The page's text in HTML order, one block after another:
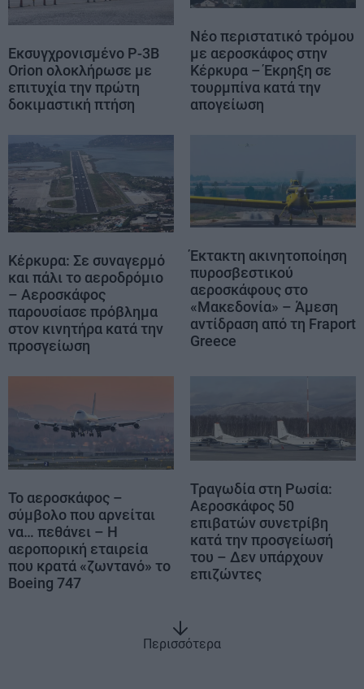
Εκσυγχρονισμένο P-3B
Orion ολοκλήρωσε με
επιτυχία την πρώτη
δοκιμαστική πτήση
Νέο περιστατικό τρόμου
με αεροσκάφος στην
Κέρκυρα – Έκρηξη σε
τουρμπίνα κατά την
απογείωση
Κέρκυρα: Σε συναγερμό
και πάλι το αεροδρόμιο
– Αεροσκάφος
παρουσίασε πρόβλημα
στον κινητήρα κατά την
προσγείωση
Έκτακτη ακινητοποίηση
πυροσβεστικού
αεροσκάφους στο
«Μακεδονία» – Άμεση
αντίδραση από τη Fraport
Greece
Το αεροσκάφος –
σύμβολο που αρνείται
να… πεθάνει – Η
αεροπορική εταιρεία
που κρατά «ζωντανό» το
Boeing 747
Τραγωδία στη Ρωσία:
Αεροσκάφος 50
επιβατών συνετρίβη
κατά την προσγείωσή
του – Δεν υπάρχουν
επιζώντες
Περισσότερα